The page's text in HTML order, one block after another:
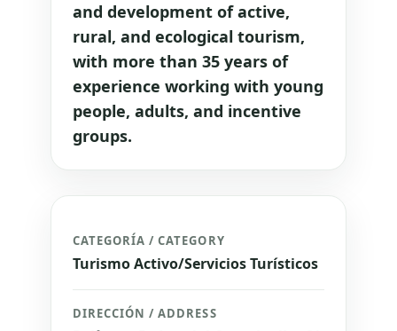
and development of active,
rural, and ecological tourism,
with more than 35 years of
experience working with young
people, adults, and incentive
groups.
CATEGORÍA / CATEGORY
Turismo Activo/Servicios Turísticos
DIRECCIÓN / ADDRESS